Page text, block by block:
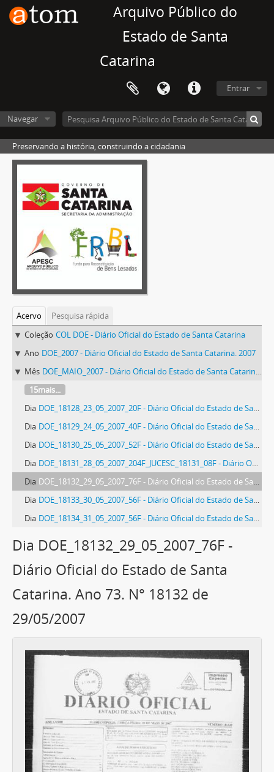
Arquivo Público do
Estado de Santa
Catarina
Entrar
Navegar
Preservando a história, construindo a cidadania
Acervo
Pesquisa rápida
Coleção COL DOE - Diário Oficial do Estado de Santa Catarina
Ano DOE_2007 - Diário Oficial do Estado de Santa Catarina. 2007
Mês DOE_MAIO_2007 - Diário Oficial do Estado de Santa Catarina. Maio de 2007
15mais...
Dia DOE_18128_23_05_2007_20F - Diário Oficial do Estado de Santa Catarina. Ano 73. N° 18128 de 23/05/2007
Dia DOE_18129_24_05_2007_40F - Diário Oficial do Estado de Santa Catarina. Ano 73. N° 18129 de 24/05/2007
Dia DOE_18130_25_05_2007_52F - Diário Oficial do Estado de Santa Catarina. Ano 73. N° 18130 de 25/05/2007
Dia DOE_18131_28_05_2007_204F_JUCESC_18131_08F - Diário Oficial do Estado de Santa Catarina. Ano 73. N° 18131 de 28/05/2007
Dia DOE_18132_29_05_2007_76F - Diário Oficial do Estado de Santa Catarina. Ano 73. N° 18132 de 29/05/2007
Dia DOE_18133_30_05_2007_56F - Diário Oficial do Estado de Santa Catarina. Ano 73. N° 18133 de 30/05/2007
Dia DOE_18134_31_05_2007_56F - Diário Oficial do Estado de Santa Catarina. Ano 73. N° 18134 de 31/05/2007
Dia DOE_18132_29_05_2007_76F -
Diário Oficial do Estado de Santa
Catarina. Ano 73. N° 18132 de
29/05/2007